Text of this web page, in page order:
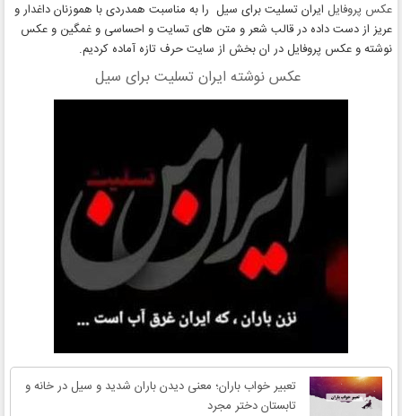
عکس پروفایل ایران تسلیت برای سیل را به مناسبت همدردی با هموزنان داغدار و
عریز از دست داده در قالب شعر و متن های تسایت و احساسی و غمگین و عکس
نوشته و عکس پروفایل در ان بخش از سایت حرف تازه آماده کردیم.
عکس نوشته ایران تسلیت برای سیل
تعبیر خواب باران؛ معنی دیدن باران شدید و سیل در خانه و
تابستان دختر مجرد